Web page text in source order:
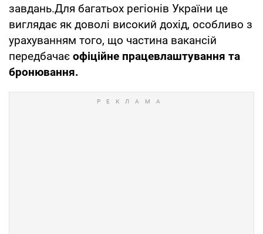
завдань.Для багатьох регіонів України це
виглядає як доволі високий дохід, особливо з
урахуванням того, що частина вакансій
передбачає офіційне працевлаштування та
бронювання.